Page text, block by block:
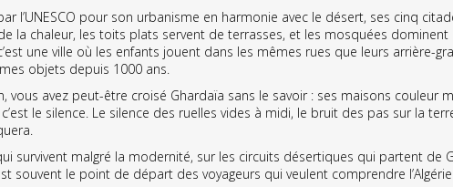
l’UNESCO pour son urbanisme en harmonie avec le désert, ses cinq
la chaleur, les toits plats servent de terrasses, et les mosquées dominent
une ville où les enfants jouent dans les mêmes rues que leurs arrière-
objets depuis 1000 ans.
vous avez peut-être croisé Ghardaïa sans le savoir : ses maisons couleur
le silence. Le silence des ruelles vides à midi, le bruit des pas sur la
survivent malgré la modernité, sur les circuits désertiques qui partent de
souvent le point de départ des voyageurs qui veulent comprendre